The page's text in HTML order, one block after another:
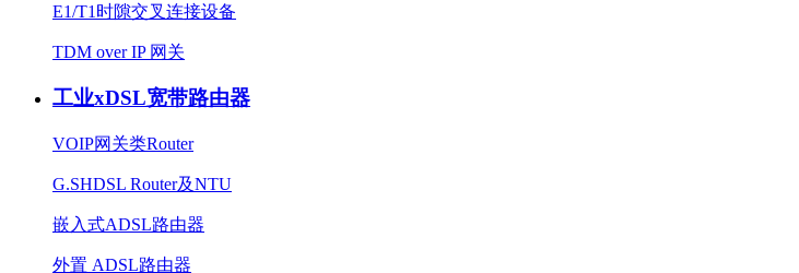
E1/T1时隙交叉连接设备
TDM over IP 网关
工业xDSL宽带路由器
VOIP网关类Router
G.SHDSL Router及NTU
嵌入式ADSL路由器
外置 ADSL路由器